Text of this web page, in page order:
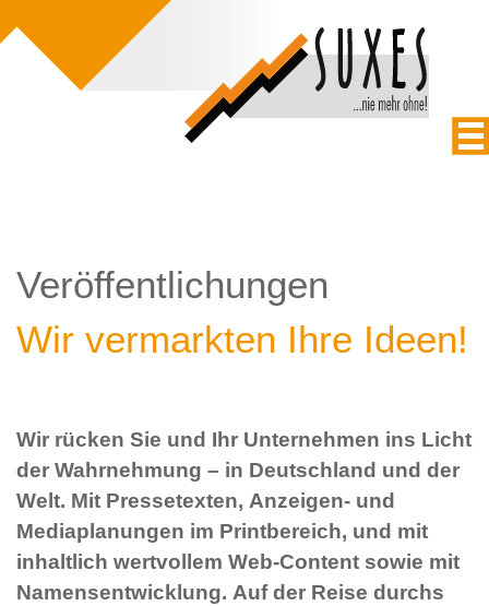
Veröffentlichungen
Wir vermarkten Ihre Ideen!
Wir rücken Sie und Ihr Unternehmen ins Licht
der Wahrnehmung – in Deutschland und der
Welt. Mit Pressetexten, Anzeigen- und
Mediaplanungen im Printbereich, und mit
inhaltlich wertvollem Web-Content sowie mit
Namensentwicklung. Auf der Reise durchs